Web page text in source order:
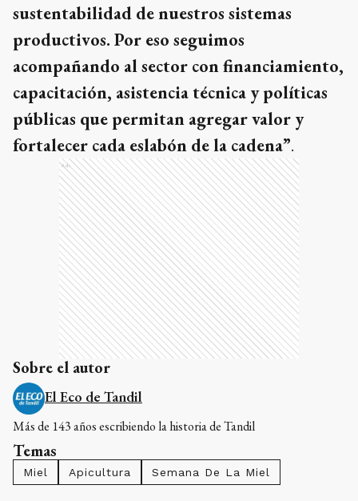
sustentabilidad de nuestros sistemas
productivos. Por eso seguimos
acompañando al sector con financiamiento,
capacitación, asistencia técnica y políticas
públicas que permitan agregar valor y
fortalecer cada eslabón de la cadena”.
Ads
Sobre el autor
El Eco de Tandil
Más de 143 años escribiendo la historia de Tandil
Temas
Miel Apicultura Semana De La Miel